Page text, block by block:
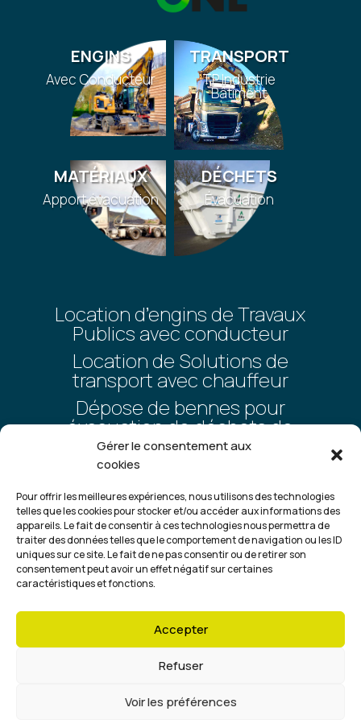
Gérer le consentement aux
cookies
Pour offrir les meilleures expériences, nous utilisons des technologies
telles que les cookies pour stocker et/ou accéder aux informations des
appareils. Le fait de consentir à ces technologies nous permettra de
traiter des données telles que le comportement de navigation ou les ID
uniques sur ce site. Le fait de ne pas consentir ou de retirer son
consentement peut avoir un effet négatif sur certaines
caractéristiques et fonctions.
Accepter
Refuser
Voir les préférences
ENGINS
Avec Conducteur
TRANSPORT
TP Industrie
Bâtiment
MATÉRIAUX
Apport évacuation
DÉCHETS
Évacuation
Location d’engins de Travaux
Publics avec conducteur
Location de Solutions de
transport avec chauffeur
Dépose de bennes pour
évacuation de déchets de
chantier
Vente et livraison de matériaux
calcaires et recyclés
Je-suis-Artisan.fr
confidentialité